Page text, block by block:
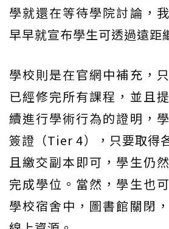
學就還在等待學院討論，
早早就宣布學生可透過遠距
學校則是在官網中補充，
已經修完所有課程，並且
續進行學術行為的證明，
簽證（Tier 4），只要取得
且繳交副本即可，學生仍
完成學位。當然，學生也
學校宿舍中，圖書館關閉